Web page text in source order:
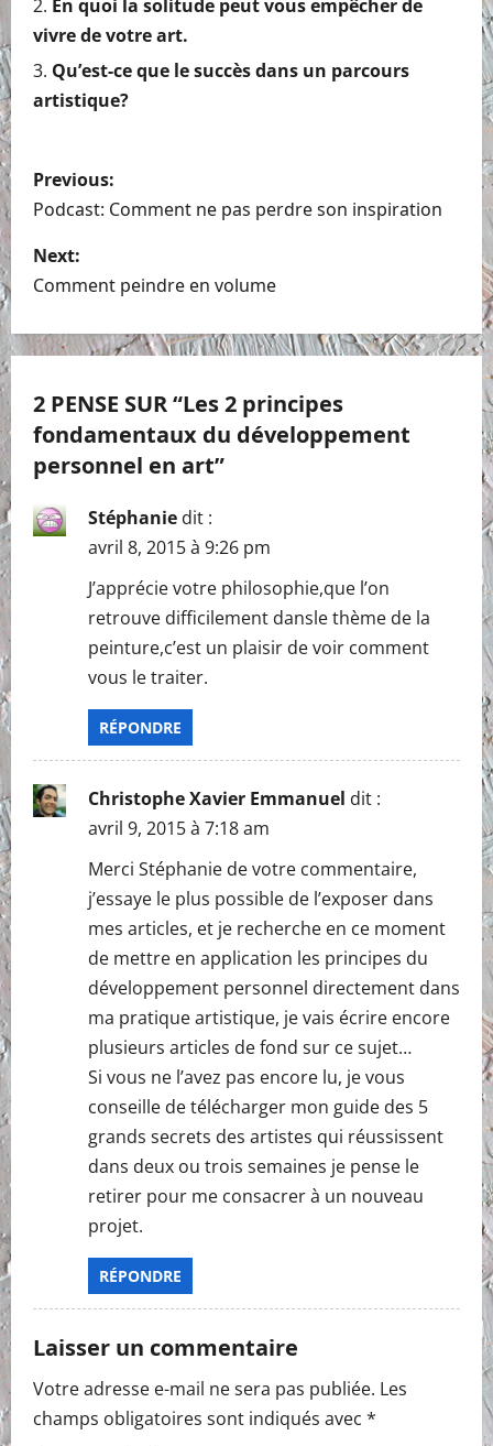
En quoi la solitude peut vous empêcher de
vivre de votre art.
Qu’est-ce que le succès dans un parcours
artistique?
P
o
s
n
a
v
i
g
n
Previous:
Podcast: Comment ne pas perdre son inspiration
Next:
Comment peindre en volume
2 PENSE SUR “Les 2 principes
fondamentaux du développement
personnel en art”
Stéphanie dit :
avril 8, 2015 à 9:26 pm
J’apprécie votre philosophie,que l’on
retrouve difficilement dansle thème de la
peinture,c’est un plaisir de voir comment
vous le traiter.
RÉPONDRE
Christophe Xavier Emmanuel dit :
avril 9, 2015 à 7:18 am
Merci Stéphanie de votre commentaire,
j’essaye le plus possible de l’exposer dans
mes articles, et je recherche en ce moment
de mettre en application les principes du
développement personnel directement dans
ma pratique artistique, je vais écrire encore
plusieurs articles de fond sur ce sujet…
Si vous ne l’avez pas encore lu, je vous
conseille de télécharger mon guide des 5
grands secrets des artistes qui réussissent
dans deux ou trois semaines je pense le
retirer pour me consacrer à un nouveau
projet.
RÉPONDRE
Laisser un commentaire
Votre adresse e-mail ne sera pas publiée. Les
champs obligatoires sont indiqués avec *